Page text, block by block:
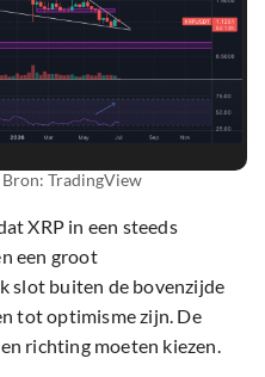
Bron: TradingView
XRP in een steeds
een groot
slot buiten de bovenzijde
tot optimisme zijn. De
richting moeten kiezen.